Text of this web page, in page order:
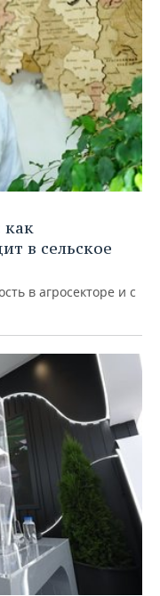
как
в сельское
в агросекторе и с